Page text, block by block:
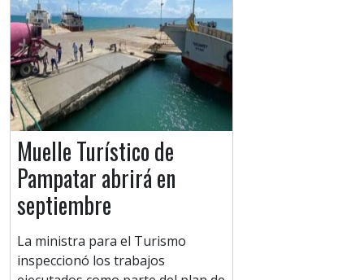
Muelle Turístico de
Pampatar abrirá en
septiembre
La ministra para el Turismo
inspeccionó los trabajos